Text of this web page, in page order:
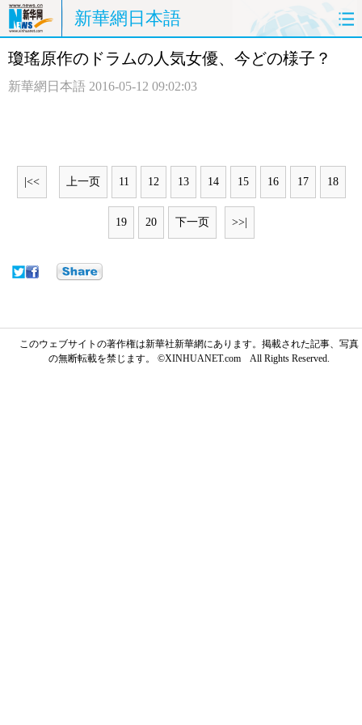
新華網日本語
ホームページ 政治 経済
中日対訳
瓊瑤原作のドラムの人気女優、今どの様子？
新華網日本語 2016-05-12 09:02:03
|<< 上一页 11 12 13 14 15 16 17 18
19 20 下一页 >>|
このウェブサイトの著作権は新華社新華網にあります。掲載された記事、写真
の無断転載を禁じます。 ©XINHUANET.com All Rights Reserved.